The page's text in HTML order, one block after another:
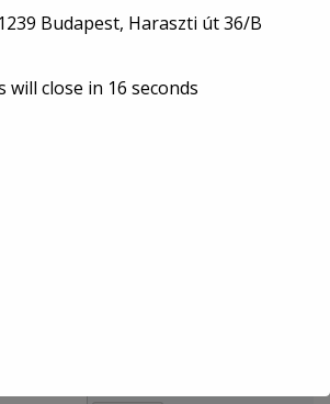
(5)
Budapest, Haraszti út 36/B
will close in 15 seconds